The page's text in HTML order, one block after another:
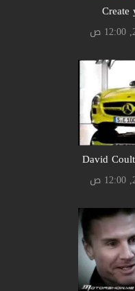
David